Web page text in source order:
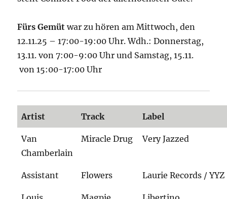
Fürs Gemütwar zu hören am Mittwoch, den
12.11.25 – 17:00-19:00 Uhr. Wdh.: Donnerstag,
13.11. von 7:00-9:00 Uhr und Samstag, 15.11.
von 15:00-17:00 Uhr
Artist Track Label
Van
Chamberlain
Miracle Drug Very Jazzed
Assistant Flowers Laurie Records / YYZ